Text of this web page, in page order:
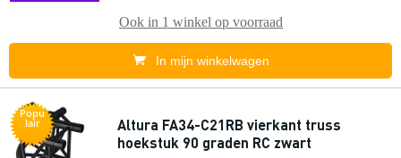
Ook in 1 winkel op voorraad
In mijn winkelwagen
Popu
lair
Altura FA34-C21RB vierkant truss
hoekstuk 90 graden RC zwart